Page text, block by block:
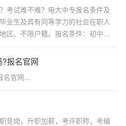
考试难不难？电大中专报名条件及
业生及具有同等学力的社会在职人
区、不限户籍。报名条件：初中起
报名官网
名官网...
竞岗，升职加薪，考评职称，考编